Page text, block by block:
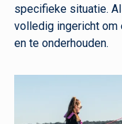
specifieke situatie.
volledig ingericht om
en te onderhouden.